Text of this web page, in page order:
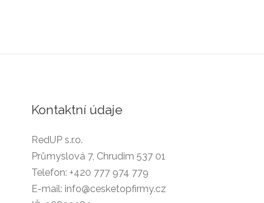
Kontaktní údaje
RedUP s.r.o.
Průmyslová 7, Chrudim 537 01
Telefon: +420 777 974 779
E-mail: info@cesketopfirmy.cz